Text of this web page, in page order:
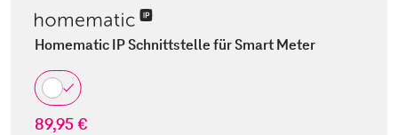
Homematic IP Schnittstelle für Smart Meter
89,95 €